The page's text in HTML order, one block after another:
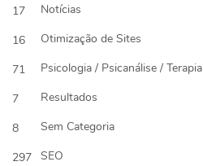
17
Notícias
16
Otimização de Sites
71
Psicologia / Psicanálise / Terapia
7
Resultados
8
Sem Categoria
297 SEO